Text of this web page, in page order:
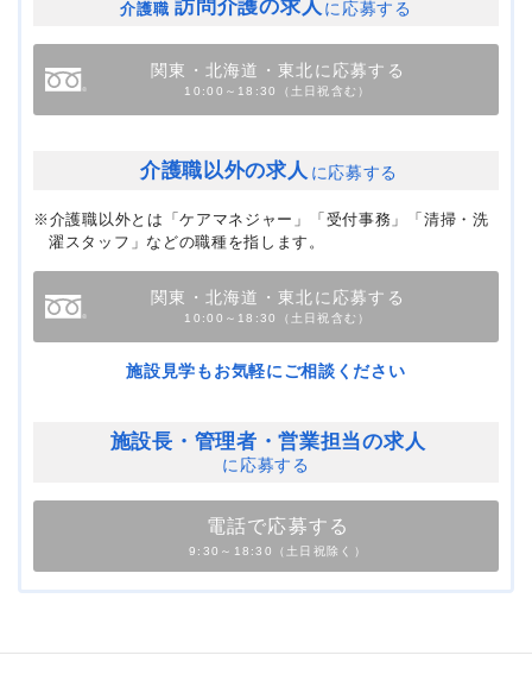
介護職 訪問介護の求人 に応募する
関東・北海道・東北に応募する
10:00～18:30（土日祝含む）
介護職以外の求人 に応募する
※介護職以外とは「ケアマネジャー」「受付事務」「清掃・洗
濯スタッフ」などの職種を指します。
関東・北海道・東北に応募する
10:00～18:30（土日祝含む）
施設見学もお気軽にご相談ください
施設長・管理者・営業担当の求人
に応募する
電話で応募する
9:30～18:30（土日祝除く）